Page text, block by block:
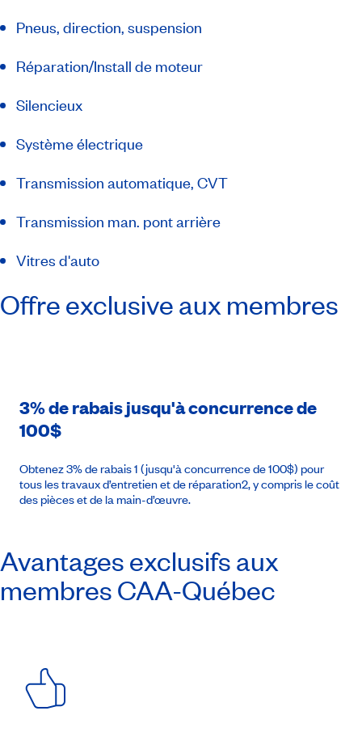
Pneus, direction, suspension
Réparation/Install de moteur
Silencieux
Système électrique
Transmission automatique, CVT
Transmission man. pont arrière
Vitres d'auto
Offre exclusive aux membres
3% de rabais jusqu'à concurrence de
100$
Obtenez 3% de rabais 1 (jusqu'à concurrence de 100$) pour
tous les travaux d’entretien et de réparation2, y compris le coût
des pièces et de la main-d’œuvre.
Avantages exclusifs aux
membresCAA-Québec